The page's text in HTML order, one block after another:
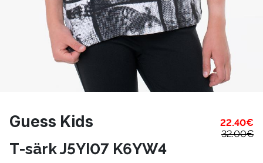
Guess Kids 22.40€
32.00€
T-särk J5YI07 K6YW4